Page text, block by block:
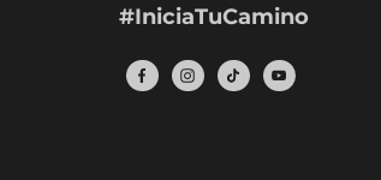
#IniciaTuCamino